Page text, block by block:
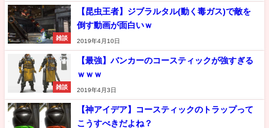
雑談
【昆虫王者】ジブラルタル(動く毒ガス)で敵を
倒す動画が面白いｗ
2019年4月10日
雑談
【最強】バンカーのコースティックが強すぎる
ｗｗｗ
2019年4月3日
【神アイデア】コースティックのトラップって
こうすべきだよね？